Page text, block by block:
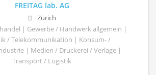
FREITAG lab. AG
Zürich
| Gewerbe / Handwerk allgemein |
/ Telekommunikation | Konsum- /
| Medien / Druckerei / Verlage |
Transport / Logistik